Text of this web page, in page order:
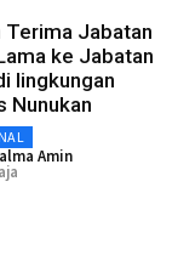
Terima Jabatan
ke Jabatan
lingkungan
Nunukan
Amin